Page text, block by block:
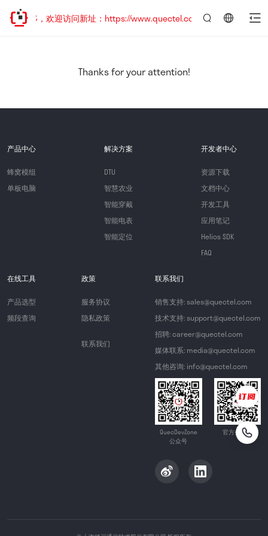
址已迁移，欢迎访问新址：https://www.quectel.com.cn
Thanks for your attention!
产品中心
蜂窝模组
单板电脑
解决方案
DTU
智慧农业
智能穿戴
智能电表
智能定位
开发者中心
资源下载
文档中心
开发工具
应用笔记
Helios SDK
FAQ
在线工具
产品选型
频段查询
政策
服务协议
隐私政策
联系我们
联系我们
销售支持: sales@quectel.com
技术支持: support@quectel.com
招聘: career@quectel.com
媒体联系: media@quectel.com
其他咨询: info@quectel.com
QuecDevZone
公众号
官方公众号